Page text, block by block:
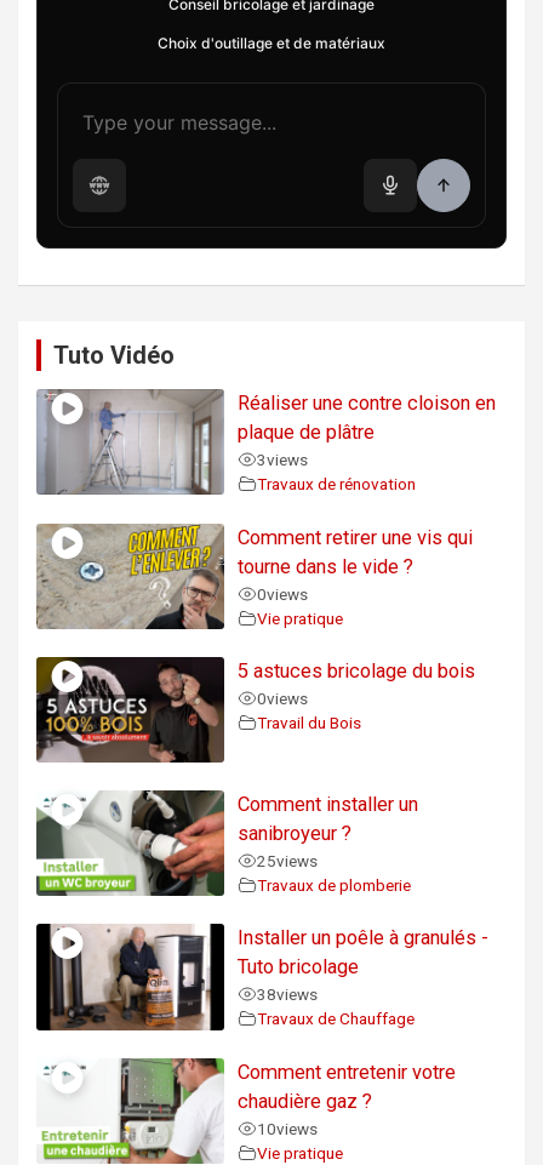
Conseil bricolage et jardinage
Choix d'outillage et de matériaux
Tuto Vidéo
Réaliser une contre cloison en
plaque de plâtre
3views
Travaux de rénovation
Comment retirer une vis qui
tourne dans le vide ?
0views
Vie pratique
5 astuces bricolage du bois
0views
Travail du Bois
Comment installer un
sanibroyeur ?
25views
Travaux de plomberie
Installer un poêle à granulés -
Tuto bricolage
38views
Travaux de Chauffage
Comment entretenir votre
chaudière gaz ?
10views
Vie pratique